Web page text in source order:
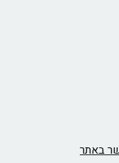
באתר